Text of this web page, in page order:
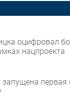
оцифровал
нацпроекта
запущена